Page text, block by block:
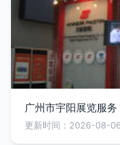
广州市宇阳展览服
更新时间：2026-08-